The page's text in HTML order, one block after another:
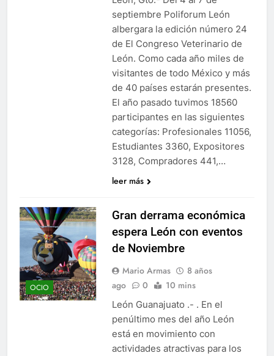
septiembre Poliforum León
albergara la edición número 24
de El Congreso Veterinario de
León. Como cada año miles de
visitantes de todo México y más
de 40 países estarán presentes.
El año pasado tuvimos 18560
participantes en las siguientes
categorías: Profesionales 11056,
Estudiantes 3360, Expositores
3128, Compradores 441,…
leer más
OCIO
Gran derrama económica
espera León con eventos
de Noviembre
Mario Armas
8 años
ago
0 10 mins
León Guanajuato .- . En el
penúltimo mes del año León
está en movimiento con
actividades atractivas para los